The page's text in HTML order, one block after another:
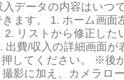
入データの内容はいつ
ます。 1. ホーム画面
2. リストから修正した
出費/収入の詳細画面が
してください。 ※後
影に加え、カメラロ